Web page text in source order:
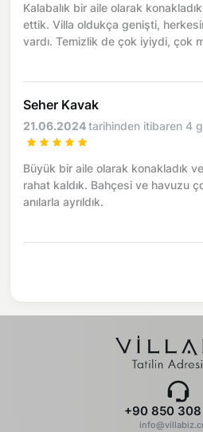
Kalabalık bir aile olarak
ettik. Villa oldukça genişti,
vardı. Temizlik de çok iyiydi, çok
Seher Kavak
21.06.2024tarihinden itibaren 4
Büyük bir aile olarak konakladık
rahat kaldık. Bahçesi ve havuzu
anılarla ayrıldık.
+90 850